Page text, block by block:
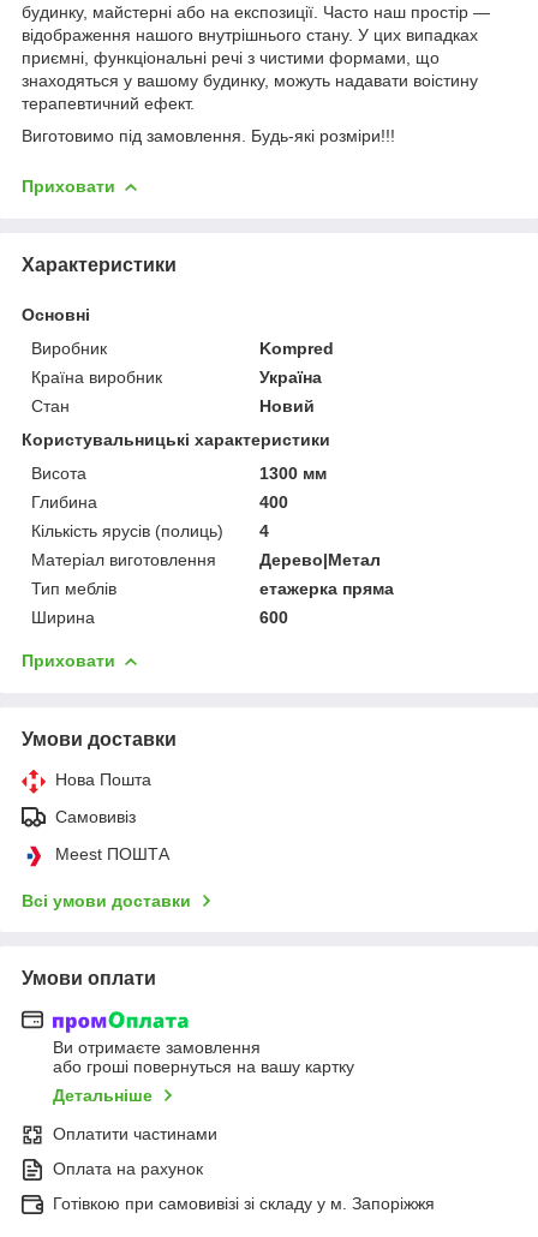
будинку, майстерні або на експозиції. Часто наш простір —
відображення нашого внутрішнього стану. У цих випадках
приємні, функціональні речі з чистими формами, що
знаходяться у вашому будинку, можуть надавати воістину
терапевтичний ефект.
Виготовимо під замовлення. Будь-які розміри!!!
Приховати
Характеристики
Основні
Виробник
Kompred
Країна виробник
Україна
Стан
Новий
Користувальницькі характеристики
Висота
1300 мм
Глибина
400
Кількість ярусів (полиць)
4
Матеріал виготовлення
Дерево|Метал
Тип меблів
етажерка пряма
Ширина
600
Приховати
Умови доставки
Нова Пошта
Самовивіз
Meest ПОШТА
Всі умови доставки
Умови оплати
Ви отримаєте замовлення
або гроші повернуться на вашу картку
Детальніше
Оплатити частинами
Оплата на рахунок
Готівкою при самовивізі зі складу у м. Запоріжжя